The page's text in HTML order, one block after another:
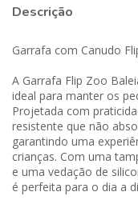
Descrição
Garrafa com Canudo
A Garrafa Flip Zoo
ideal para manter os
Projetada com
resistente que não
garantindo uma
crianças. Com uma
e uma vedação de
é perfeita para o dia a